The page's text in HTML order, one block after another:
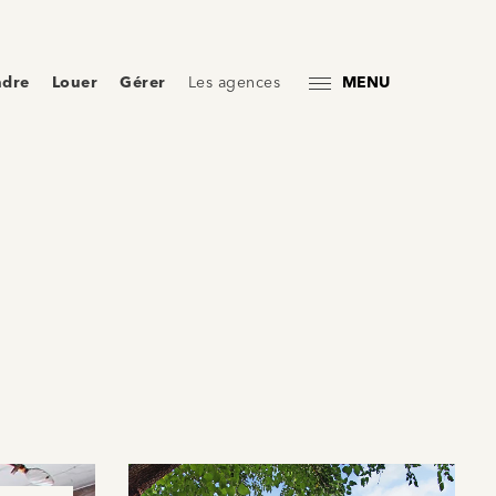
Louer Gérer Les agences MENU